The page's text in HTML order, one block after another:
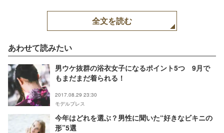
全文を読む
あわせて読みたい
男ウケ抜群の浴衣女子になるポイント5つ 9月で
もまだまだ着られる！
2017.08.29 23:30
モデルプレス
今年はどれを選ぶ？男性に聞いた“好きなビキニの
形”5選